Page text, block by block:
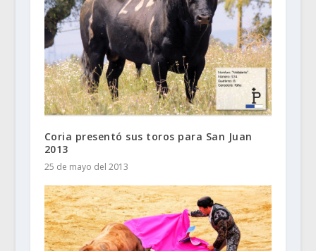
Coria presentó sus toros para San Juan
2013
25 de mayo del 2013